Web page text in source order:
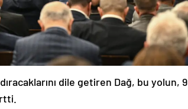
dile getiren Dağ, bu yolun, 9